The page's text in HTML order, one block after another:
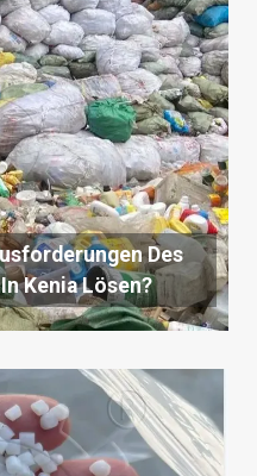
Des
Kenia Lösen?